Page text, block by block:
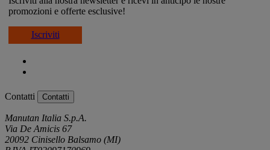
promozioni e offerte esclusive!
Iscriviti
Contatti Contatti
Manutan Italia S.p.A.
Via De Amicis 67
20092 Cinisello Balsamo (MI)